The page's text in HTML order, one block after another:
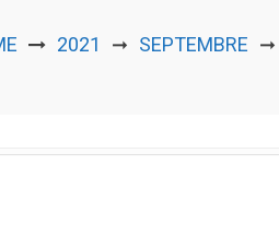
2021 ➞ SEPTEMBRE ➞